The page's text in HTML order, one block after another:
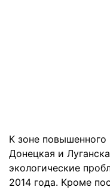
К зоне повышенного
Донецкая и
экологические
2014 года. Кроме